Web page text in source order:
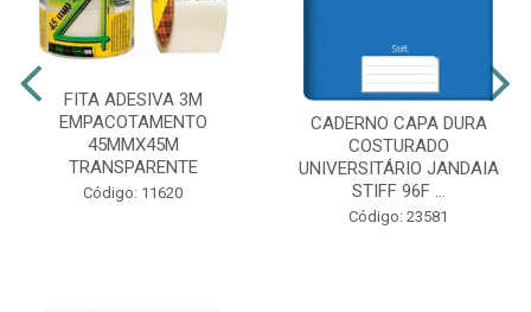
FITA ADESIVA 3M
EMPACOTAMENTO
45MMX45M
TRANSPARENTE
Código: 11620
CADERNO CAPA DURA
COSTURADO
UNIVERSITÁRIO JANDAIA
STIFF 96F ...
Código: 23581